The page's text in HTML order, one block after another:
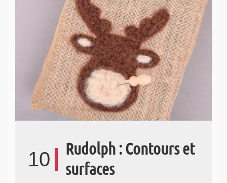
10
Rudolph : Contours et
surfaces